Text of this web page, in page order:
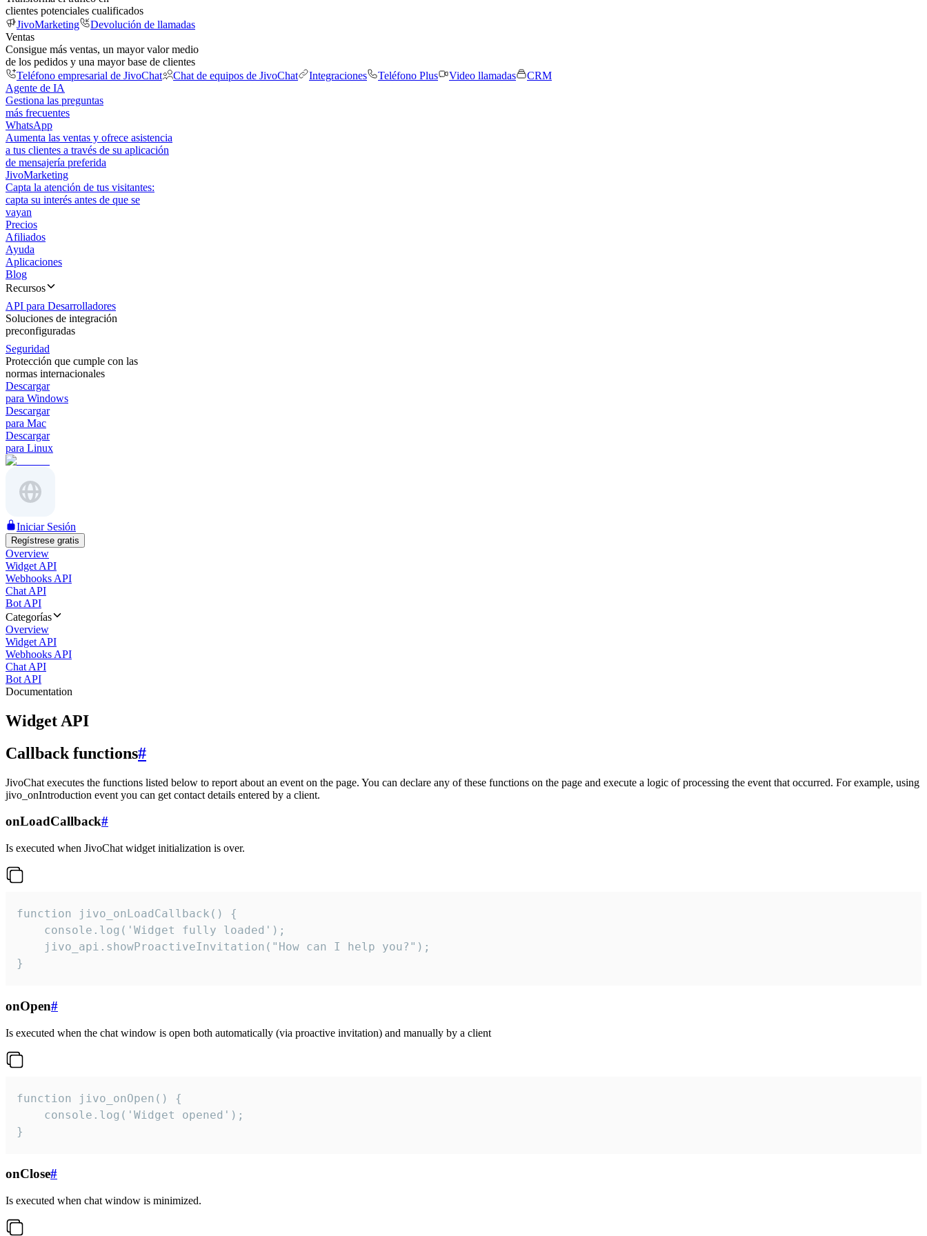
clientes potenciales cualificados
JivoMarketing
Devolución de llamadas
Ventas
Consigue más ventas, un mayor valor medio
de los pedidos y una mayor base de clientes
Teléfono empresarial de JivoChat
Chat de equipos de JivoChat Integraciones Teléfono Plus Video llamadas
CRM
Agente de IA
Gestiona las preguntas
más frecuentes
WhatsApp
Aumenta las ventas y ofrece asistencia
a tus clientes a través de su aplicación
de mensajería preferida
JivoMarketing
Capta la atención de tus visitantes:
capta su interés antes de que se
vayan
Precios
Afiliados
Ayuda
Aplicaciones
Blog
Recursos
API para Desarrolladores
Soluciones de integración
preconfiguradas
Seguridad
Protección que cumple con las
normas internacionales
Descargar
para Windows
Descargar
para Mac
Descargar
para Linux
Iniciar Sesión
Regístrese gratis
Overview
Widget API
Webhooks API
Chat API
Bot API
Categorías
Overview
Widget API
Webhooks API
Chat API
Bot API
Documentation
Widget API
Callback functions#
JivoChat executes the functions listed below to report about an event on the page. You can declare any of these functions on the page and execute a logic of processing the event that occurred. For example, using
jivo_onIntroduction event you can get contact details entered by a client.
onLoadCallback#
Is executed when JivoChat widget initialization is over.
function jivo_onLoadCallback() {
    console.log('Widget fully loaded');
    jivo_api.showProactiveInvitation("How can I help you?");
}
onOpen#
Is executed when the chat window is open both automatically (via proactive invitation) and manually by a client
function jivo_onOpen() {
    console.log('Widget opened');
}
onClose#
Is executed when chat window is minimized.